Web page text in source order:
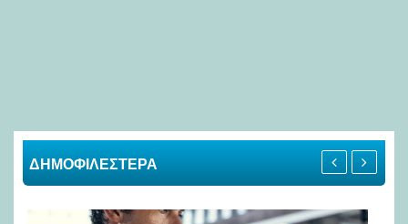
ΔΗΜΟΦΙΛΕΣΤΕΡΑ